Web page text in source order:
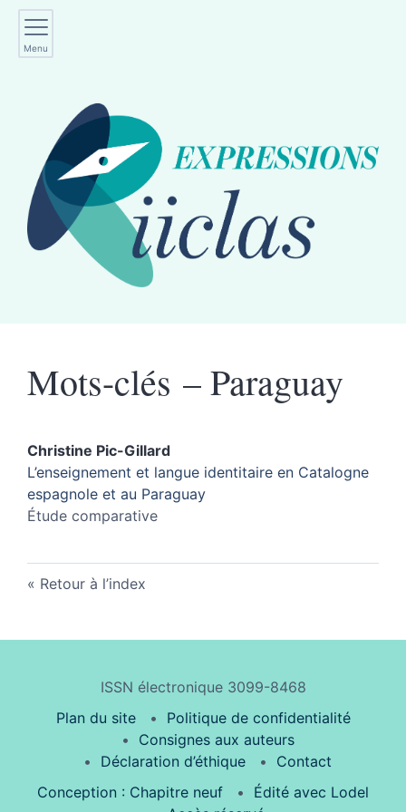
Menu
Mots-clés – Paraguay
Christine Pic-Gillard
L’enseignement et langue identitaire en Catalogne
espagnole et au Paraguay
Étude comparative
Retour à l’index
ISSN électronique 3099-8468
Plan du site
Politique de confidentialité
Consignes aux auteurs
Déclaration d’éthique
Contact
Conception : Chapitre neuf
Édité avec Lodel